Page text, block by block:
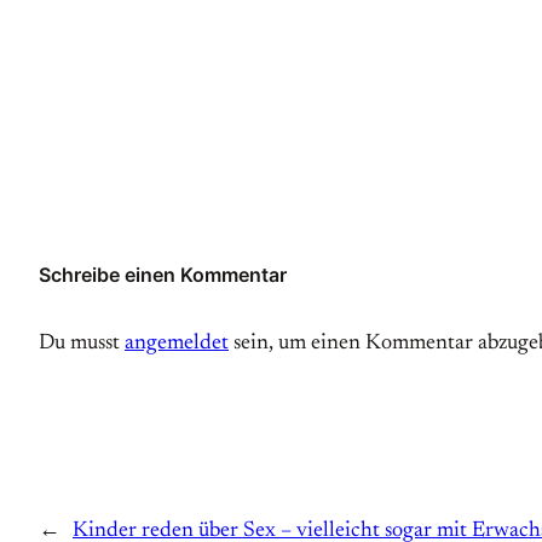
Schreibe einen Kommentar
Du musst angemeldet sein, um einen Kommentar
← Kinder reden über Sex – vielleicht sogar mit